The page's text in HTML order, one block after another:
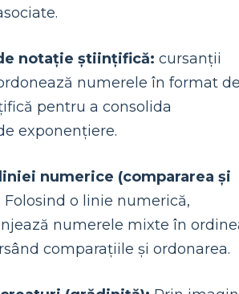
notație științifică: cursanții
numerele în format
pentru a consolida
exponențiere.
numerice (compararea și
Folosind o linie numerică,
numerele mixte în
comparațiile și ordonarea.